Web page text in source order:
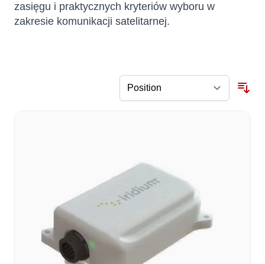
zasięgu i praktycznych kryteriów wyboru w
zakresie komunikacji satelitarnej.